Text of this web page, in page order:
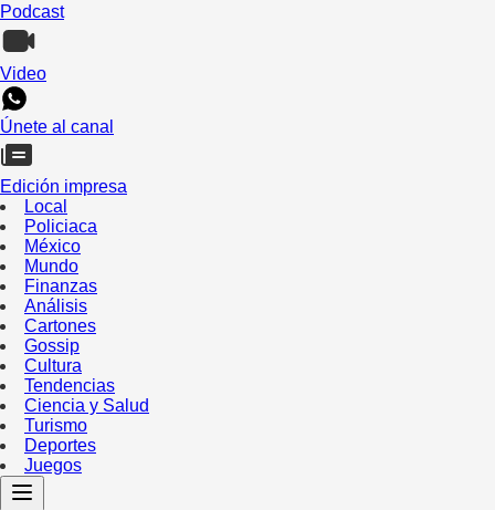
Podcast
Video
Únete al canal
Edición impresa
Local
Policiaca
México
Mundo
Finanzas
Análisis
Cartones
Gossip
Cultura
Tendencias
Ciencia y Salud
Turismo
Deportes
Juegos